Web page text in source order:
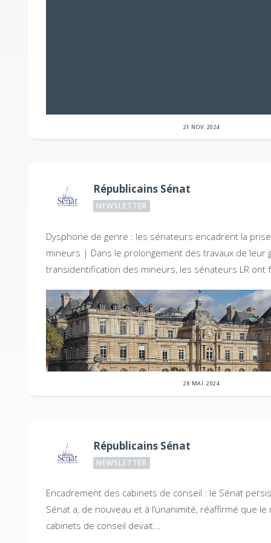
21 NOV. 2024
Républicains Sénat
NEWSLETTER
Dysphorie de genre : les sénateurs encadrent la
mineurs | Dans le prolongement des travaux de leur
transidentification des mineurs, les sénateurs LR ont
28 MAI. 2024
Républicains Sénat
NEWSLETTER
Encadrement des cabinets de conseil : le Sénat
Sénat a, de nouveau et à l’unanimité, réaffirmé que le
cabinets de conseil devait...